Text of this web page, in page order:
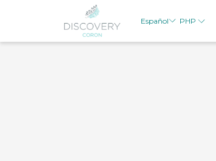
Español PHP